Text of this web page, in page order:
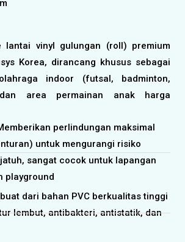
lantai vinyl gulungan (roll) premium
Korea, dirancang khusus sebagai
indoor (futsal, badminton,
area permainan anak harga
perlindungan maksimal
untuk mengurangi risiko
sangat cocok untuk lapangan
playground
dari bahan PVC berkualitas tinggi
lembut, antibakteri, antistatik, dan